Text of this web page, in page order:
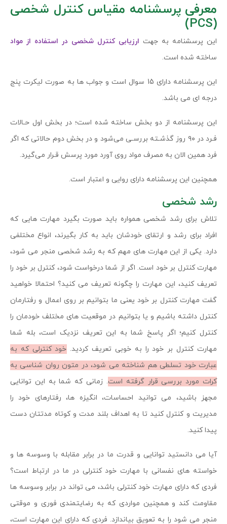
معرفی پرسشنامه مقیاس کنترل شخصی
(PCS)
این پرسشنامه به جهت ارزیابی کنترل شخصی در استفاده از مواد
ساخته شده است.
این پرسشنامه دارای 15 سوال است و جواب ها به صورت لیکرت پنج
درجه ای می باشد.
این پرسشنامه از دو بخش ساخته شده است؛ در بخش اول ﺣـﺎﻻت
ﻓـﺮد در ۹۰ روز ﮔﺬﺷـﺘﻪ ﺑﺮرﺳـﯽ ﻣﯽﺷﻮد و در بخش دوم ﺣﺎﻻﺗﯽ ﮐﻪ اﮔﺮ
ﻓﺮد ﻫﻤﯿﻦ اﻻن ﺑﻪ ﻣﺼﺮف ﻣﻮاد روی آورد ﻣﻮرد ﭘﺮﺳﺶ ﻗـﺮار ﻣﯽﮔﯿﺮد.
همچنین این پرسشنامه دارای روایی و اعتبار است.
رشد شخصی
تلاش برای رشد شخصی همواره باید صورت بگیرد مهارت هایی که
افراد برای رشد و ارتقای خودشان باید به کار بگیرند، انواع مختلفی
دارد. یکی از این مهارت های مهم که به رشد شخصی منجر می شود،
مهارت کنترل بر خود است. اگر از شما درخواست شود، کنترل بر خود را
تعریف کنید، این مهارت را چگونه تعریف می کنید؟ احتمالا خواهید
گفت مهارت کنترل بر خود یعنی ما بتوانیم بر روی اعمال و رفتارمان
کنترل داشته باشیم و یا بتوانیم در موقعیت های مختلف خودمان را
کنترل کنیم؛ اگر پاسخ شما به این تعریف نزدیک است، بله شما
مهارت کنترل بر خود را به خوبی تعریف کردید. خود کنترلی که به
عبارت خود تسلطی هم شناخته می شود، در متون روان شناسی به
کرات مورد بررسی قرار گرفته است. زمانی که شما به این توانایی
مجهز باشید، می توانید احساسات، انگیزه ها، رفتارهای خود را
مدیریت و کنترل کنید تا به اهداف بلند مدت و کوتاه مدتتان دست
پیدا کنید.
آیا می دانستید توانایی و قدرت ما در برابر مقابله با وسوسه ها و
خواسته های نفسانی با مهارت خود کنترلی در ما در ارتباط است؟
فردی که دارای مهارت خود کنترلی باشد، می تواند در برابر وسوسه ها
مقاومت کند و همچنین مواردی که به رضایتمندی فوری و موقتی
منجر می شود را به تعویق بیاندازد. فردی که دارای این مهارت است،